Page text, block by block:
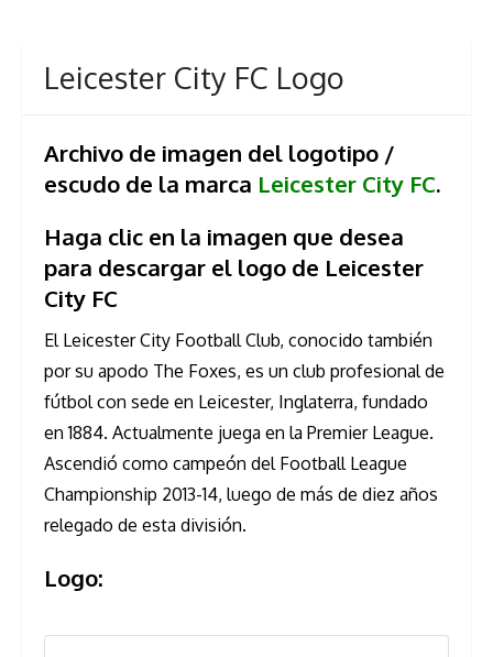
Leicester City FC Logo
Archivo de imagen del logotipo /
escudo de la marca Leicester City FC.
Haga clic en la imagen que desea
para descargar el logo de Leicester
City FC
El Leicester City Football Club, conocido también
por su apodo The Foxes, es un club profesional de
fútbol con sede en Leicester, Inglaterra, fundado
en 1884. Actualmente juega en la Premier League.
Ascendió como campeón del Football League
Championship 2013-14, luego de más de diez años
relegado de esta división.
Logo: